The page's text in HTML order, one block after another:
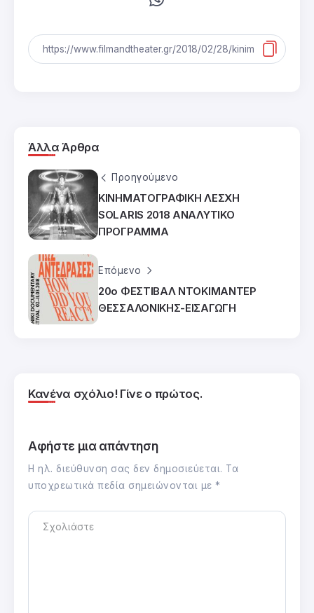
Άλλα Άρθρα
Προηγούμενο
ΚΙΝΗΜΑΤΟΓΡΑΦΙΚΗ ΛΕΣΧΗ
SOLARIS 2018 ΑΝΑΛΥΤΙΚΟ
ΠΡΟΓΡΑΜΜΑ
Επόμενο
20ο ΦΕΣΤΙΒΑΛ ΝΤΟΚΙΜΑΝΤΕΡ
ΘΕΣΣΑΛΟΝΙΚΗΣ-ΕΙΣΑΓΩΓΗ
Κανένα σχόλιο! Γίνε ο πρώτος.
Αφήστε μια απάντηση
Η ηλ. διεύθυνση σας δεν δημοσιεύεται. Τα
υποχρεωτικά πεδία σημειώνονται με *